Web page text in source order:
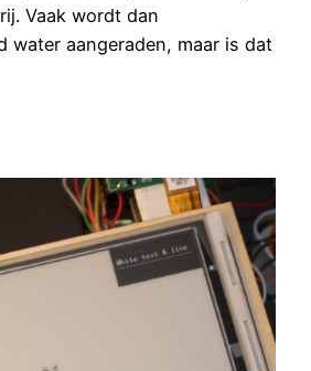
Vaak wordt dan
water aangeraden, maar is dat